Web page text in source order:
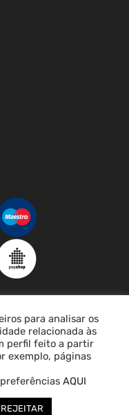
para analisar os
relacionada às
perfil feito a partir
exemplo, páginas
AQUI
REJEITAR